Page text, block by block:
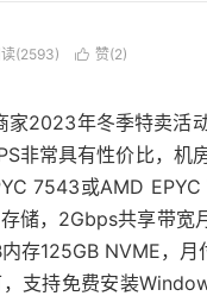
(2593)  赞(2)
家2023年冬季特卖活
非常具有性价比，机
7543或AMD
储，2Gbps共享带宽
存125GB NVME，
，支持免费安装